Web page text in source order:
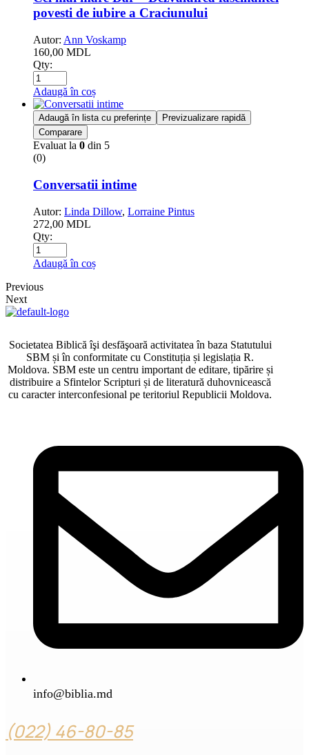
povesti de iubire a Craciunului
Autor: Ann Voskamp
160,00 MDL
Qty:
Adaugă în coș
Adaugă în lista cu preferințe
Previzualizare rapidă
Comparare
Evaluat la 0 din 5
(0)
Conversatii intime
Autor: Linda Dillow, Lorraine Pintus
272,00 MDL
Qty:
Adaugă în coș
Previous
Next
Societatea Biblică îşi desfăşoară activitatea în baza Statutului
SBM și în conformitate cu Constituția și legislația R.
Moldova. SBM este un centru important de editare, tipărire și
distribuire a Sfintelor Scripturi și de literatură duhovnicească
cu caracter interconfesional pe teritoriul Republicii Moldova.
info@biblia.md
(022) 46-80-85